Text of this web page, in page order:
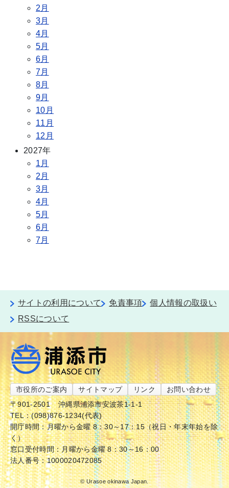
2月
3月
4月
5月
6月
7月
8月
9月
10月
11月
12月
2027年
1月
2月
3月
4月
5月
6月
7月
サイトの利用について 免責事項
個人情報の取扱い
RSSについて
市役所のご案内 サイトマップ リンク
お問い合わせ
〒901-2501
沖縄県浦添市安波茶1-1-1
TEL：(098)876-1234(代表)
開庁時間：月曜から金曜 8：30～17：15（祝日・年末年始を除
く）
窓口受付時間：月曜から金曜 8：30～16：00
法人番号：1000020472085
© Urasoe okinawa Japan.